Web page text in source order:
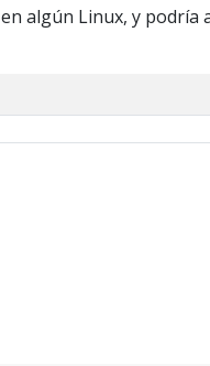
algún Linux, y podría